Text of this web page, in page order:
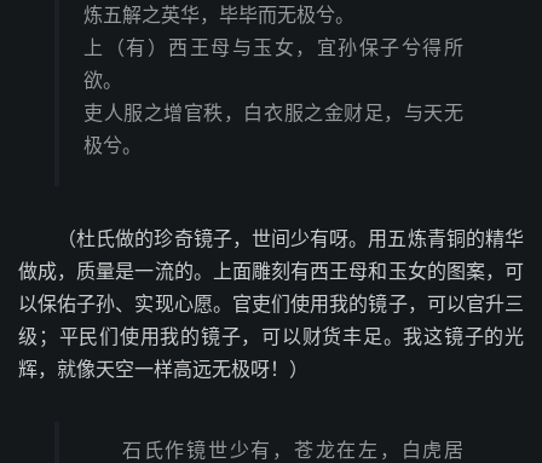
炼五解之英华，毕毕而无极兮。
上（有）西王母与玉女，宜孙保子兮得所
欲。
吏人服之增官秩，白衣服之金财足，与天无
极兮。
（杜氏做的珍奇镜子，世间少有呀。用五炼青铜的精华
做成，质量是一流的。上面雕刻有西王母和玉女的图案，可
以保佑子孙、实现心愿。官吏们使用我的镜子，可以官升三
级；平民们使用我的镜子，可以财货丰足。我这镜子的光
辉，就像天空一样高远无极呀！）
石氏作镜世少有，苍龙在左，白虎居